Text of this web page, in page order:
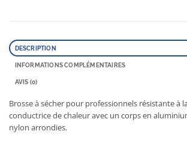
DESCRIPTION
INFORMATIONS COMPLÉMENTAIRES
AVIS (0)
Brosse à sécher pour professionnels résistante à
conductrice de chaleur avec un corps en
nylon arrondies.